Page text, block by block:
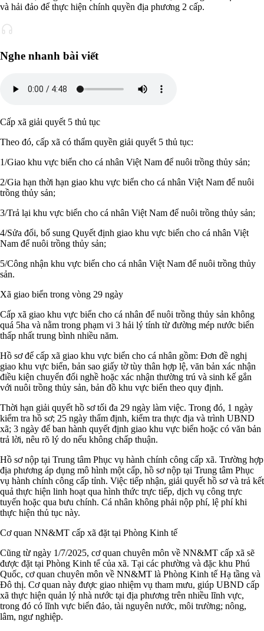
và hải đảo để thực hiện chính quyền địa phương 2 cấp.
Nghe nhanh bài viết
Cấp xã giải quyết 5 thủ tục
Theo đó, cấp xã có thẩm quyền giải quyết 5 thủ tục:
1/Giao khu vực biển cho cá nhân Việt Nam để nuôi trồng thủy sản;
2/Gia hạn thời hạn giao khu vực biển cho cá nhân Việt Nam để nuôi
trồng thủy sản;
3/Trả lại khu vực biển cho cá nhân Việt Nam để nuôi trồng thủy sản;
4/Sửa đổi, bổ sung Quyết định giao khu vực biển cho cá nhân Việt
Nam để nuôi trồng thủy sản;
5/Công nhận khu vực biển cho cá nhân Việt Nam để nuôi trồng thủy
sản.
Xã giao biển trong vòng 29 ngày
Cấp xã giao khu vực biển cho cá nhân để nuôi trồng thủy sản không
quá 5ha và nằm trong phạm vi 3 hải lý tính từ đường mép nước biển
thấp nhất trung bình nhiều năm.
Hồ sơ để cấp xã giao khu vực biển cho cá nhân gồm: Đơn đề nghị
giao khu vực biển, bản sao giấy tờ tùy thân hợp lệ, văn bản xác nhận
điều kiện chuyển đổi nghề hoặc xác nhận thường trú và sinh kế gắn
với nuôi trồng thủy sản, bản đồ khu vực biển theo quy định.
Thời hạn giải quyết hồ sơ tối đa 29 ngày làm việc. Trong đó, 1 ngày
kiểm tra hồ sơ; 25 ngày thẩm định, kiểm tra thực địa và trình UBND
xã; 3 ngày để ban hành quyết định giao khu vực biển hoặc có văn bản
trả lời, nêu rõ lý do nếu không chấp thuận.
Hồ sơ nộp tại Trung tâm Phục vụ hành chính công cấp xã. Trường hợp
địa phương áp dụng mô hình một cấp, hồ sơ nộp tại Trung tâm Phục
vụ hành chính công cấp tỉnh. Việc tiếp nhận, giải quyết hồ sơ và trả kết
quả thực hiện linh hoạt qua hình thức trực tiếp, dịch vụ công trực
tuyến hoặc qua bưu chính. Cá nhân không phải nộp phí, lệ phí khi
thực hiện thủ tục này.
Cơ quan NN&MT cấp xã đặt tại Phòng Kinh tế
Cũng từ ngày 1/7/2025, cơ quan chuyên môn về NN&MT cấp xã sẽ
được đặt tại Phòng Kinh tế của xã. Tại các phường và đặc khu Phú
Quốc, cơ quan chuyên môn về NN&MT là Phòng Kinh tế Hạ tầng và
Đô thị. Cơ quan này được giao nhiệm vụ tham mưu, giúp UBND cấp
xã thực hiện quản lý nhà nước tại địa phương trên nhiều lĩnh vực,
trong đó có lĩnh vực biển đảo, tài nguyên nước, môi trường; nông,
lâm, ngư nghiệp.